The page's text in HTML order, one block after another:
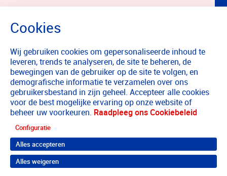
Wij gebruiken cookies om gepersonaliseerde inhoud te
leveren, trends te analyseren, de site te beheren, de
bewegingen van de gebruiker op de site te volgen, en
demografische informatie te verzamelen over ons
gebruikersbestand in zijn geheel. Accepteer alle cookies
voor de best mogelijke ervaring op onze website of
beheer uw voorkeuren. Raadpleeg ons Cookiebeleid
Configuratie
Alles accepteren
Alles weigeren